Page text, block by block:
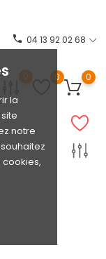
la
notre
phone 04 13 92 02 68
0 0 0